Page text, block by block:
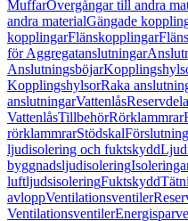
MuffarÖvergångar till andra
andra materialGängade
kopplingarFlänskopplingar
för Aggregatanslutningar
Anslutningsböjar
KopplingshylsorRaka
anslutningarVattenlås
VattenlåsTillbehörRörklammrar
rörklammrarStödskal
ljudisolering och fuktskydd
byggnadsljudisolering
luftljudsisoleringFuktskydd
avloppVentilationsventiler
Ventilationsventiler